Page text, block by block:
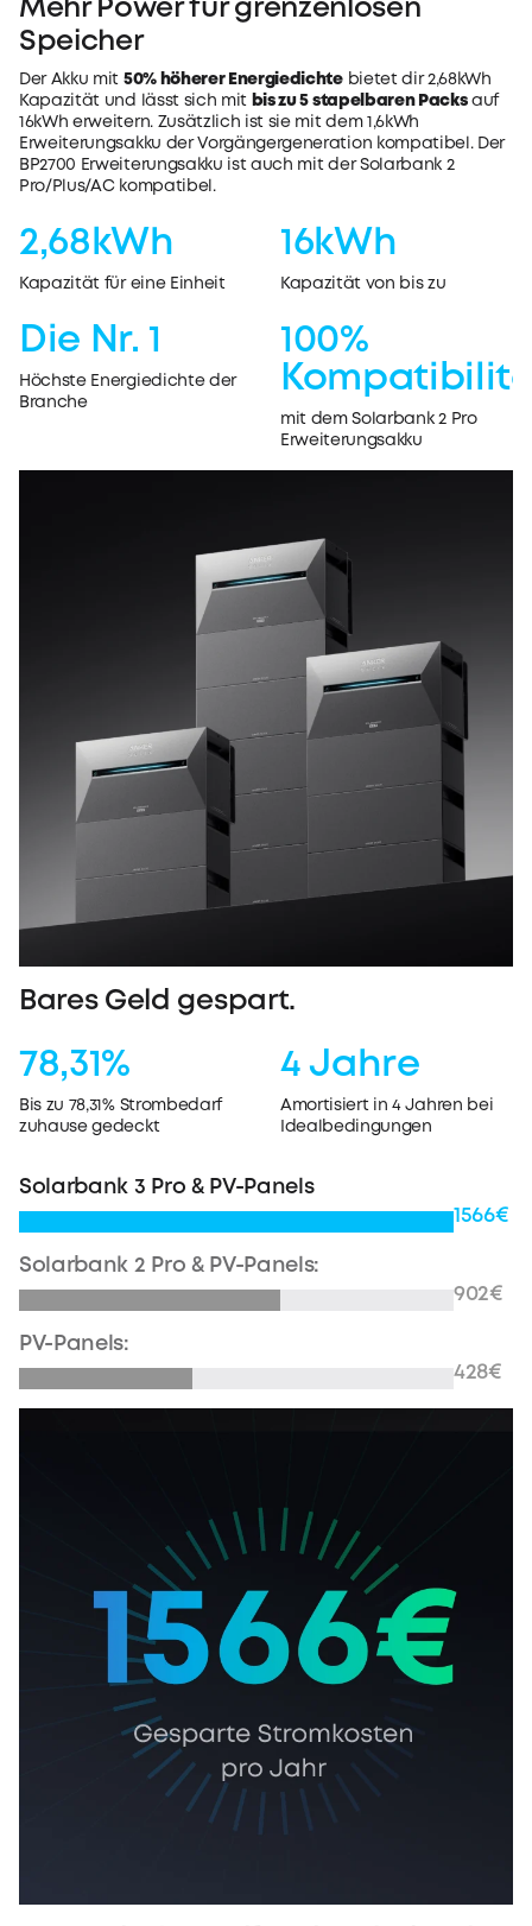
Mehr Power für grenzenlosen
Speicher
Der Akku mit 50% höherer Energiedichtebietet dir 2,68kWh
Kapazität und lässt sich mit bis zu 5 stapelbaren Packsauf
16kWh erweitern. Zusätzlich ist sie mit dem 1,6kWh
Erweiterungsakku der Vorgängergeneration kompatibel. Der
BP2700 Erweiterungsakku ist auch mit der Solarbank 2
Pro/Plus/AC kompatibel.
2,68kWh
Kapazität für eine Einheit
16kWh
Kapazität von bis zu
Die Nr. 1
Höchste Energiedichte der
Branche
100%
mit dem Solarbank 2 Pro
Erweiterungsakku
Bares Geld gespart.
78,31%
Bis zu 78,31% Strombedarf
zuhause gedeckt
4 Jahre
Amortisiert in 4 Jahren bei
Idealbedingungen
Solarbank 3 Pro & PV-Panels
1566€
Solarbank 2 Pro & PV-Panels:
902€
PV-Panels:
428€